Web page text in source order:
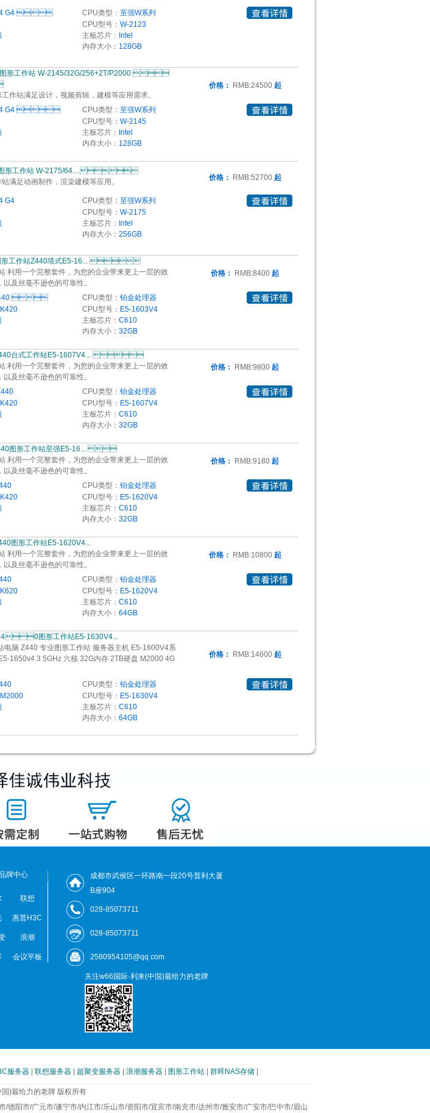
普 Z4 G4  CPU类型： 至强W系列
CPU型号： W-2123
主板芯片： Intel
内存大小： 128GB
图形工作站 W-2145/32G/256+2T/P2000 
价格： RMB:24500 起
作站满足设计，视频剪辑，建模等应用需求。
Z4 G4  CPU类型： 至强W系列
CPU型号： W-2145
主板芯片： Intel
内存大小： 128GB
图形工作站 W-2175/64... 
价格： RMB:52700 起
满足动画制作，渲染建模等应用。
G4 CPU类型： 至强W系列
CPU型号： W-2175
主板芯片： Intel
内存大小： 256GB
普图形工作站Z440塔式E5-16... 
价格：
RMB:8400 起
利用一个完整套件，为您的企业带来更上一层的效
及丝毫不逊色的可靠性。
 CPU类型： 铂金处理器
CPU型号： E5-1603V4
主板芯片： C610
内存大小： 32GB
惠普Z440台式工作站E5-1607V4... 
价格：
RMB:9800 起
利用一个完整套件，为您的企业带来更上一层的效
及丝毫不逊色的可靠性。
Z440 CPU类型： 铂金处理器
CPU型号： E5-1607V4
主板芯片： C610
内存大小： 32GB
图形工作站至强E5-16... 
价格：
RMB:9180 起
利用一个完整套件，为您的企业带来更上一层的效
及丝毫不逊色的可靠性。
Z440 CPU类型： 铂金处理器
CPU型号： E5-1620V4
主板芯片： C610
内存大小： 32GB
普Z440图形工作站E5-1620V4...
价格：
RMB:10800 起
利用一个完整套件，为您的企业带来更上一层的效
及丝毫不逊色的可靠性。
CPU类型： 铂金处理器
CPU型号： E5-1620V4
主板芯片： C610
内存大小： 64GB
图形工作站E5-1630V4...
价格： RMB:14600 起
电脑 Z440 专业图形工作站 服务器主机 E5-1600V4系
1650v4 3 5GHz 六核 32G内存 2TB硬盘 M2000 4G
CPU类型： 铂金处理器
CPU型号： E5-1630V4
主板芯片： C610
内存大小： 64GB
牌中心
联想
惠普H3C
浪潮
会议平板
成都市武侯区一环路南一段20号普利大厦
B座904
028-85073711
028-85073711
2580954105@qq com
关注w66国际·利来(中国)最给力的老牌
服务器 联想服务器 超聚变服务器 浪潮服务器 图形工作站 群晖NAS存储
国)最给力的老牌 版权所有
市/广元市/遂宁市/内江市/乐山市/资阳市/宜宾市/南充市/达州市/雅安市/广安市/巴中市/眉山